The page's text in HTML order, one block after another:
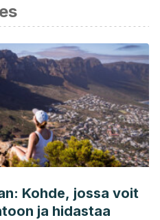
F. (2007). Skin hydration: A
Journal of Cosmetic
j.1473-
R. (2004). Moisturization and
Therapy.
Dermatology: Products and
Products and
9781444317657
Kohde, jossa voit
ja hidastaa